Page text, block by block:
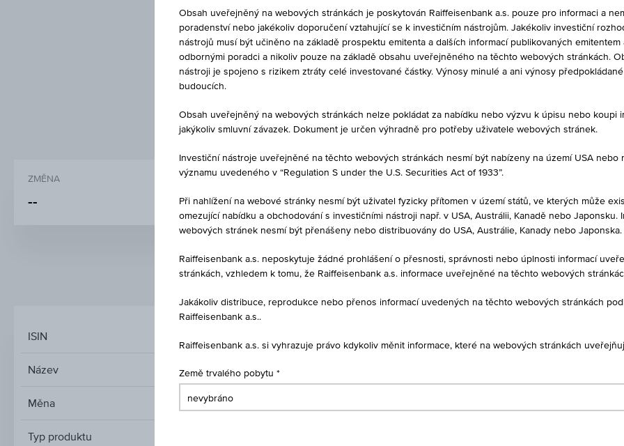
FOND
SABRE, OTEVŘENÝ
ZMĚNA
--
CENA
-
MĚNA
-
ISIN
Název
Měna
Typ produktu
Obsah uveřejněný na webových stránkách je poskytován Raiffeisenbank a.s. pouze pro informaci a
poradenství nebo jakékoliv doporučení vztahující se k investičním nástrojům. Jakékoliv investiční
nástrojů musí být učiněno na základě prospektu emitenta a dalších informací publikovaných
odbornými poradci a nikoliv pouze na základě obsahu uveřejněného na těchto webových stránkách.
nástroji je spojeno s rizikem ztráty celé investované částky. Výnosy minulé a ani výnosy
budoucích.
Obsah uveřejněný na webových stránkách nelze pokládat za nabídku nebo výzvu k úpisu nebo koupi
jakýkoliv smluvní závazek. Dokument je určen výhradně pro potřeby uživatele webových stránek.
Investiční nástroje uveřejněné na těchto webových stránkách nesmí být nabízeny na území USA nebo
významu uvedeného v “Regulation S under the U.S. Securities Act of 1933”.
Při nahlížení na webové stránky nesmí být uživatel fyzicky přítomen v území států, ve kterých může
omezující nabídku a obchodování s investičními nástroji např. v USA, Austrálii, Kanadě nebo Japonsku.
webových stránek nesmí být přenášeny nebo distribuovány do USA, Austrálie, Kanady nebo Japonska.
Raiffeisenbank a.s. neposkytuje žádné prohlášení o přesnosti, správnosti nebo úplnosti informací
stránkách, vzhledem k tomu, že Raiffeisenbank a.s. informace uveřejněné na těchto webových
Jakákoliv distribuce, reprodukce nebo přenos informací uvedených na těchto webových stránkách
Raiffeisenbank a.s..
Raiffeisenbank a.s. si vyhrazuje právo kdykoliv měnit informace, které na webových stránkách
Země trvalého pobytu